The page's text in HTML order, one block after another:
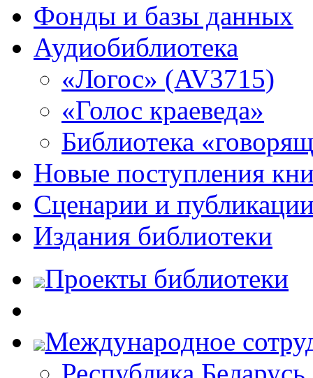
Фонды и базы данных
Аудиобиблиотека
«Логос» (AV3715)
«Голос краеведа»
Библиотека
Новые поступления
Сценарии и
Издания библиотеки
Проекты библиотеки
Международное